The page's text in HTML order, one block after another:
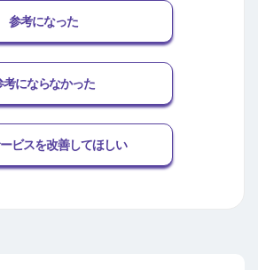
参考になった
考にならなかった
ビスを改善してほしい